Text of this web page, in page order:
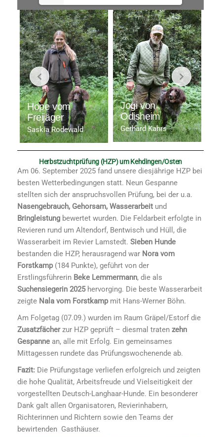
Hope vom
Freijäger
Saskia Rodewald
Jogi von
Odisheim
Gerhard Kahrs
Herbstzuchtprüfung (HZP) um Kehdingen/Osten
Am 06. September 2025 fand unsere diesjährige HZP bei
besten Wetterbedingungen statt. Neun Gespanne
stellten sich der anspruchsvollen Prüfung, bei der u.a.
Nasengebrauch, Gehorsam, Wasserarbeit und
Bringleistung bewertet wurden. Die Feldarbeit erfolgte in
Revieren rund um Altendorf, Bentwisch und Hüll, die
Wasserarbeit im Revier Lamstedt. Sieben Hunde
bestanden die HZP, herausragend war Nora vom
Forstkamp(184 Punkte), geführt von der
Erstlingsführerin Beke Lemmermann, die als
Suchensiegerin 2025hervorging. Die beste Wasserarbeit
zeigte Nala vom Forstkampmit Hans-Werner Böhn.
Am Folgetag (07.09.) wurden im Raum Gräpel/Estorf die
Zusatzfächerzur HZP geprüft – diesmal traten zehn
Gespanne an, alle mit Erfolg. Ein gemeinsames
Mittagessen rundete das Prüfungswochenende ab.
Fazit: Die Prüfungstage verliefen erfolgreich und zeigten
die hohe Qualität, Arbeitsfreude und Vielseitigkeit der
vorgestellten Deutsch-Langhaar-Hunde. Ein besonderer
Dank galt allen Organisatoren, Revierinhabern,
Richterinnen und Richtern sowie den Teams der
bewirtenden Gasthäuser.